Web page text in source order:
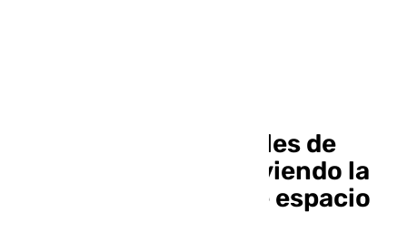
Endesa retira los cables de
Valdevaqueros devolviendo la
imagen digna de este espacio